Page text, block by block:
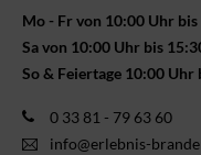
Mo - Fr von 10:00 Uhr
Sa von 10:00 Uhr bis
So & Feiertage 10:00 Uhr
0 33 81 - 79 63 60
info@erlebnis-